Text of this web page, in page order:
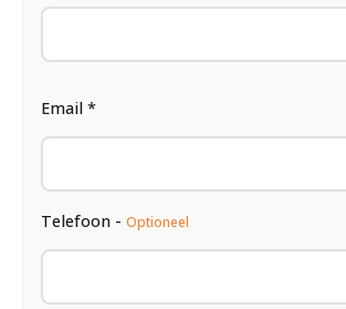
Email *
Telefoon - Optioneel